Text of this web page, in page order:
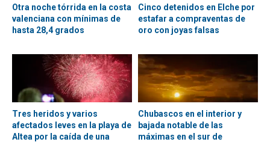
Otra noche tórrida en la costa
valenciana con mínimas de
hasta 28,4 grados
Cinco detenidos en Elche por
estafar a compraventas de
oro con joyas falsas
Tres heridos y varios
afectados leves en la playa de
Altea por la caída de una
Chubascos en el interior y
bajada notable de las
máximas en el sur de